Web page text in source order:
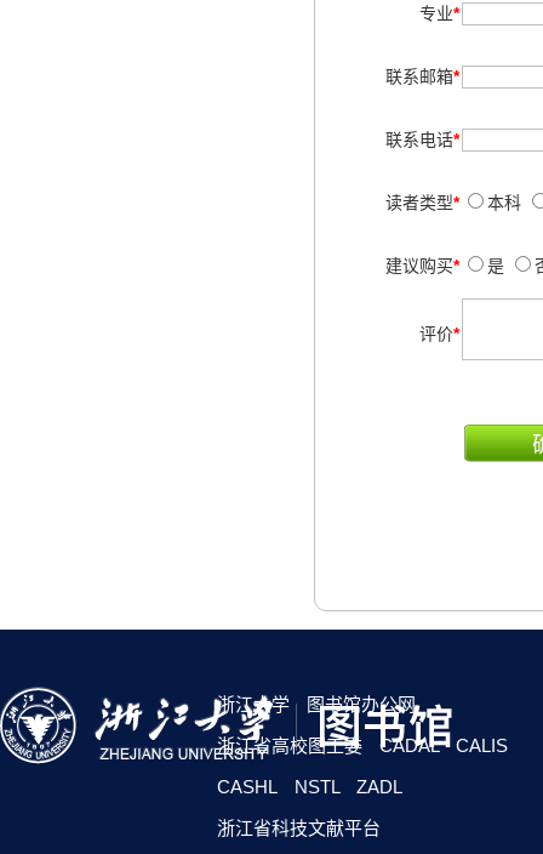
专业*
联系邮箱*
联系电话*
读者类型* 本科
建议购买* 是
评价*
浙江大学
图书馆办公网
浙江省高校图工委
CADAL
CALIS
CASHL
NSTL
ZADL
浙江省科技文献平台